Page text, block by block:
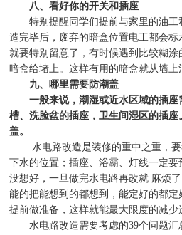
八、看好你的开关和插座
特别提醒同学们提前与家里的油工
造完毕后，废弃的暗盒位置电工都会
就要特别留意了，有时候遇到比较糊
暗盒给堵上。这样有用的暗盒就从墙上
九、哪里需要防潮盖
一般来说，潮湿或近水区域的插
槽、洗脸盆的插座，卫生间湿区的插
盖。
水电路改造是装修的重中之重，
下水的位置；插座、浴霸、灯线一定要
没想好，一旦做完水电路再改就 麻烦
能的把能想到的都想到，能定好的都定
提前做准备，这样就能最大限度的减少
水电路改造需要考虑的39个问题汇